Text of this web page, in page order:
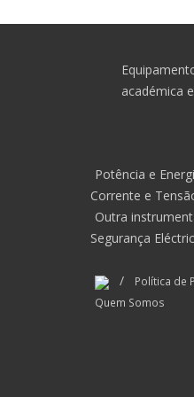
académica
Potência e
Corrente e
Outra
Segurança
/ Política de
Quem Somos